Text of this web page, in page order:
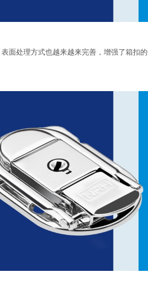
面处理方式也越来越来完善，增强了箱扣